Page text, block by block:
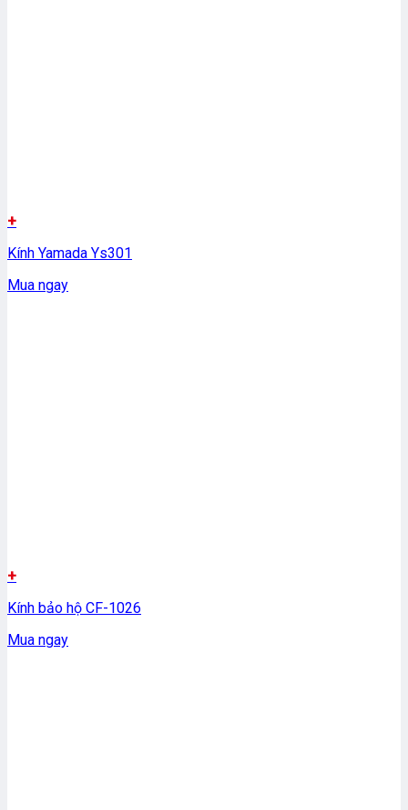
+
Kính Yamada Ys301
Mua ngay
+
Kính bảo hộ CF-1026
Mua ngay